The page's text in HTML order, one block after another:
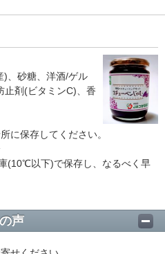
)、砂糖、洋酒/ゲル
止剤(ビタミンC)、香
に保存してください。
(10℃以下)で保存し、なるべく早
声